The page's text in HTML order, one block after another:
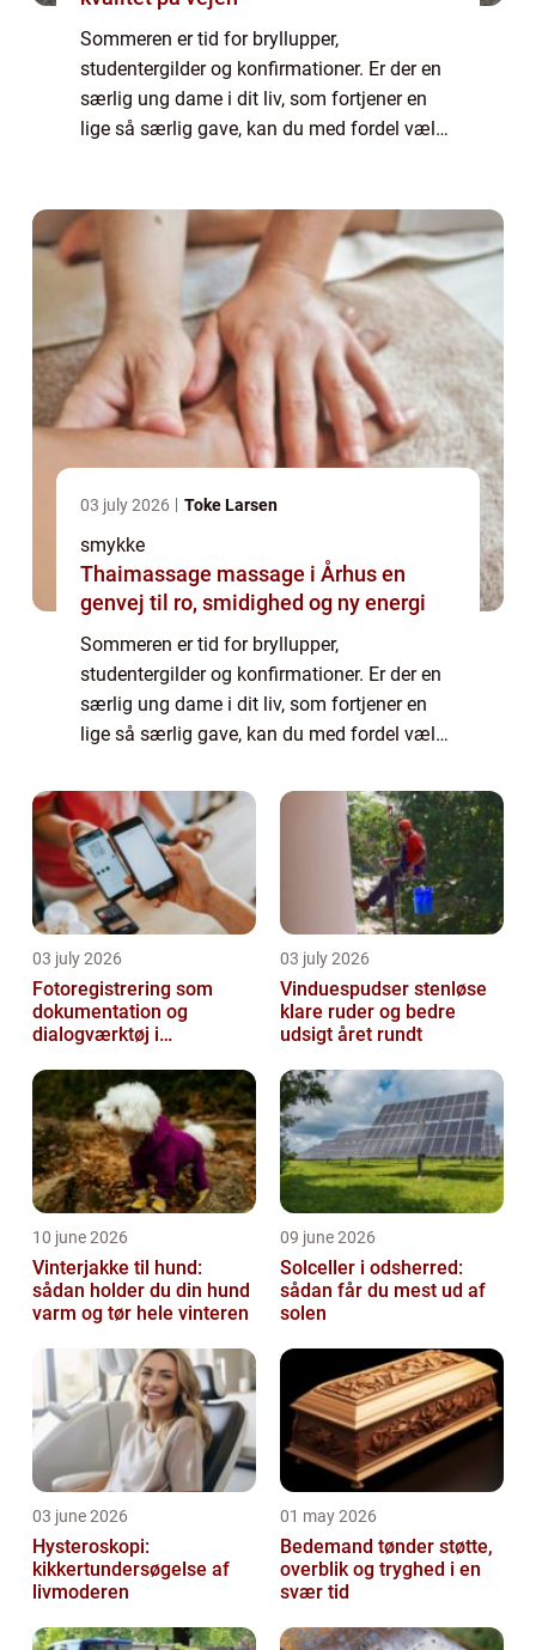
Sommeren er tid for bryllupper,
studentergilder og konfirmationer. Er der en
særlig ung dame i dit liv, som fortjener en
lige så særlig gave, kan du med fordel vælge
03 july 2026 Toke Larsen
smykke
Thaimassage massage i Århus en
genvej til ro, smidighed og ny energi
Sommeren er tid for bryllupper,
studentergilder og konfirmationer. Er der en
særlig ung dame i dit liv, som fortjener en
lige så særlig gave, kan du med fordel vælge
jeg det perf...
03 july 2026
Fotoregistrering som
dokumentation og
dialogværktøj i
03 july 2026
Vinduespudser stenløse
klare ruder og bedre
udsigt året rundt
10 june 2026
Vinterjakke til hund:
sådan holder du din hund
varm og tør hele vinteren
09 june 2026
Solceller i odsherred:
sådan får du mest ud af
solen
03 june 2026
Hysteroskopi:
kikkertundersøgelse af
livmoderen
01 may 2026
Bedemand tønder støtte,
overblik og tryghed i en
svær tid